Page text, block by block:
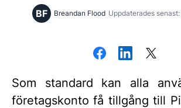
BF Breandan Flood Uppdaterades
Som standard kan alla
företagskonto få tillgång till